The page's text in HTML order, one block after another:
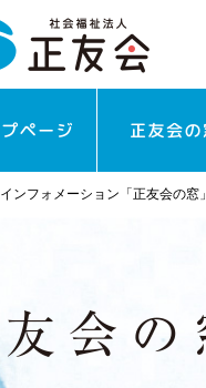
インフォメーション「正友会の窓」